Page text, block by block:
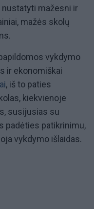
nustatyti mažesni ir
mažės skolų
vykdymo
ir ekonomiškai
, iš to paties
kiekvienoje
susijusias su
padėties patikrinimu,
vykdymo išlaidas.